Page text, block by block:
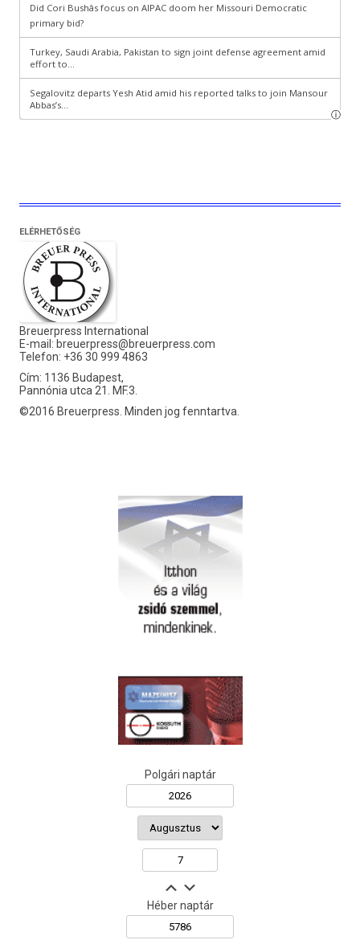
ELÉRHETŐSÉG
Breuerpress International
E-mail: breuerpress@breuerpress.com
Telefon: +36 30 999 4863
Cím: 1136 Budapest,
Pannónia utca 21. MF.3.
©2016 Breuerpress. Minden jog fenntartva.
Polgári naptár
Héber naptár